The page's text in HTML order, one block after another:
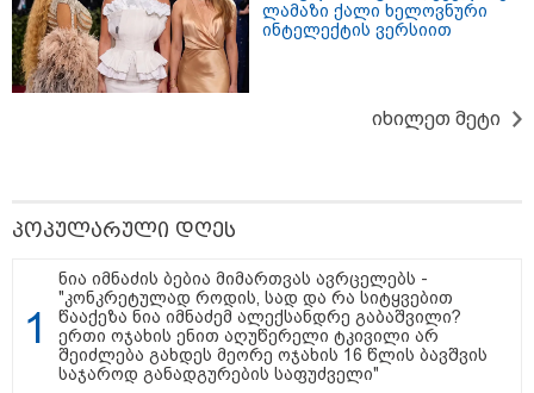
მშობლები სასურველი ზომისა
და მოდელის სასკოლო
ფორმების შეძენას
თუმცა თავად ძლიერი
21:52 / 09-08-2026
ვინ არიან ყველა დროის
ყველაზე მაღალანაზღაურებადი
სპორტსმენები
ლამაზი ქალი ხელოვნური
ინტელექტის ვერსიით
იხილეთ მეტი
პოპულარული დღეს
ნია იმნაძის ბებია მიმართვას ავრცელებს -
"კონკრეტულად როდის, სად და რა სიტყვებით
წააქეზა ნია იმნაძემ ალექსანდრე გაბაშვილი?
ერთი ოჯახის ენით აღუწერელი ტკივილი არ
შეიძლება გახდეს მეორე ოჯახის 16 წლის ბავშვის
საჯაროდ განადგურების საფუძველი"